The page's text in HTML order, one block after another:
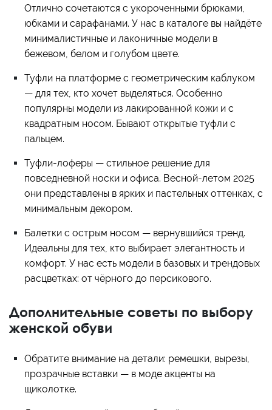
Отлично сочетаются с укороченными брюками,
юбками и сарафанами. У нас в каталоге вы найдёте
минималистичные и лаконичные модели в
бежевом, белом и голубом цвете.
Туфли на платформе с геометрическим каблуком
— для тех, кто хочет выделяться. Особенно
популярны модели из лакированной кожи и с
квадратным носом. Бывают открытые туфли с
пальцем.
Туфли-лоферы — стильное решение для
повседневной носки и офиса. Весной-летом 2025
они представлены в ярких и пастельных оттенках, с
минимальным декором.
Балетки с острым носом — вернувшийся тренд.
Идеальны для тех, кто выбирает элегантность и
комфорт. У нас есть модели в базовых и трендовых
расцветках: от чёрного до персикового.
Дополнительные советы по выбору
женской обуви
Обратите внимание на детали: ремешки, вырезы,
прозрачные вставки — в моде акценты на
щиколотке.